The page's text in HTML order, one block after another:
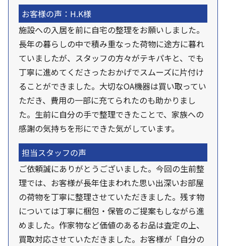
お客様の声：H.K様
施設への入居を前に自宅の整理をお願いしました。
長年の暮らしの中で積み重なった荷物に途方に暮れ
ていましたが、スタッフの方々がテキパキと、でも
丁寧に進めてくださったおかげでスムーズに片付け
ることができました。大切なOA機器は買い取ってい
ただき、費用の一部に充てられたのも助かりまし
た。生前に自分の手で整理できたことで、家族への
感謝の気持ちを形にできた気がしています。
担当スタッフの声
ご依頼誠にありがとうございました。今回の生前整
理では、お客様が長年住まわれた思い出深いお部屋
の荷物を丁寧に整理させていただきました。残す物
については丁寧に梱包・保管のご提案もしながら進
めました。作家物など価値のあるお品は査定の上、
買取対応させていただきました。お客様が「自分の